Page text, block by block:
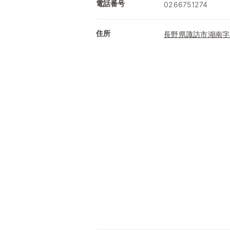
電話番号 0266751274
住所 長野県諏訪市湖南